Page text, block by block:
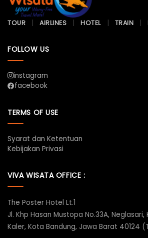
TOUR AIRLINES HOTEL TRAIN
FOLLOW US
instagram
facebook
TERMS OF USE
Syarat dan Ketentuan
Kebijakan Privasi
VIVA WISATA OFFICE :
The Poster Hotel Lt.1
Jl. Khp Hasan Mustopa No.33A,
Kaler, Kota Bandung, Jawa Barat 40124